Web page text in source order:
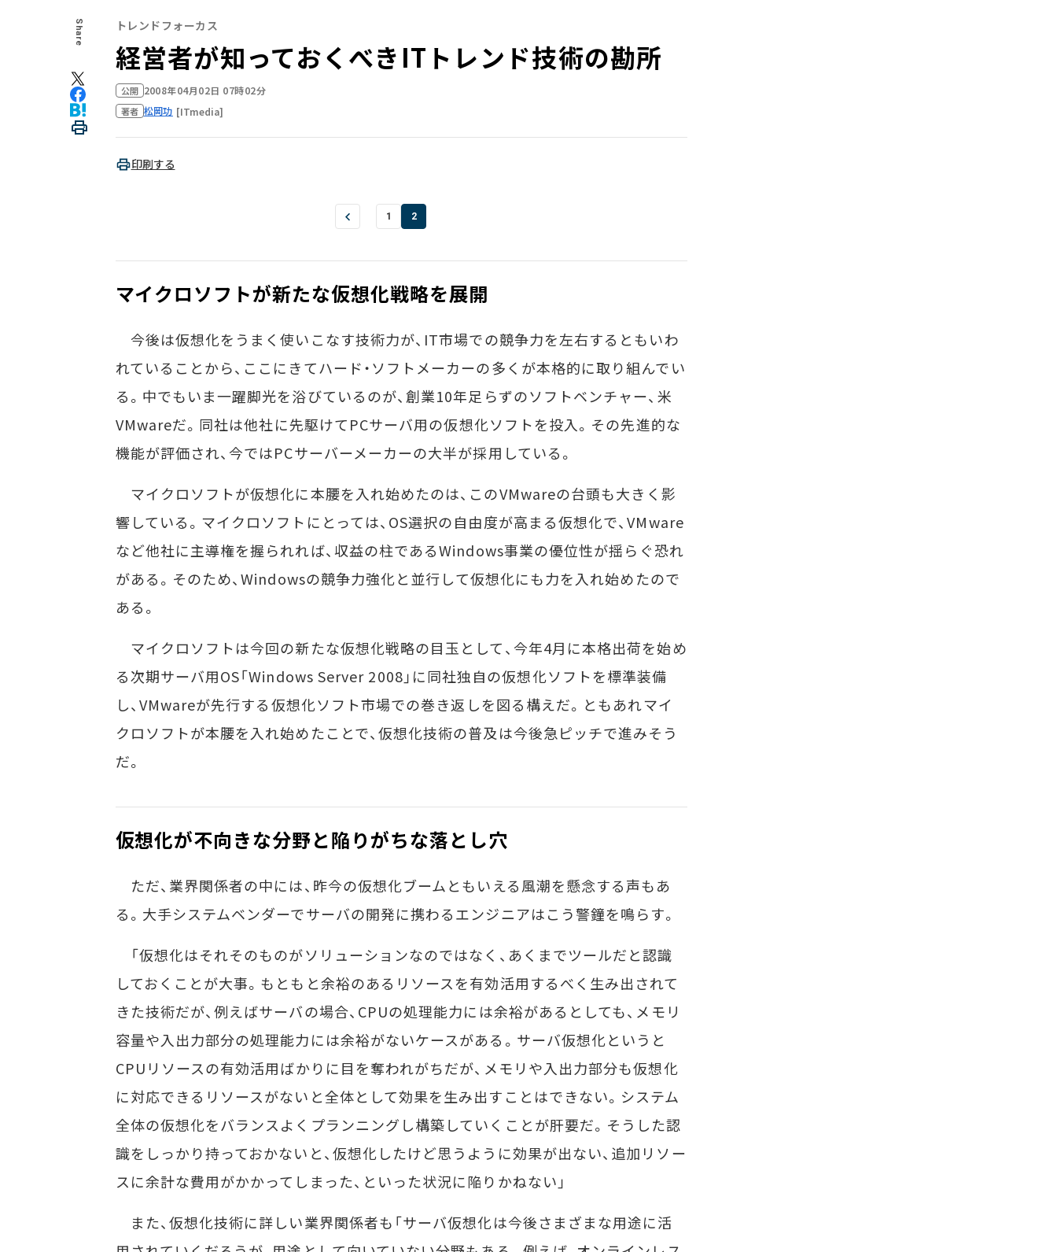
Share トレンドフォーカス
経営者が知っておくべきITトレンド技術の勘所
公開 2008年04月02日 07時02分
著者 松岡功 [ITmedia]
印刷する
1 2
マイクロソフトが新たな仮想化戦略を展開
今後は仮想化をうまく使いこなす技術力が、IT市場での競争力を左右するともいわ
れていることから、ここにきてハード・ソフトメーカーの多くが本格的に取り組んでい
る。中でもいま一躍脚光を浴びているのが、創業10年足らずのソフトベンチャー、米
VMwareだ。同社は他社に先駆けてPCサーバ用の仮想化ソフトを投入。その先進的な
機能が評価され、今ではPCサーバーメーカーの大半が採用している。
マイクロソフトが仮想化に本腰を入れ始めたのは、このVMwareの台頭も大きく影
響している。マイクロソフトにとっては、OS選択の自由度が高まる仮想化で、VMware
など他社に主導権を握られれば、収益の柱であるWindows事業の優位性が揺らぐ恐れ
がある。そのため、Windowsの競争力強化と並行して仮想化にも力を入れ始めたので
ある。
マイクロソフトは今回の新たな仮想化戦略の目玉として、今年4月に本格出荷を始め
る次期サーバ用OS「Windows Server 2008」に同社独自の仮想化ソフトを標準装備
し、VMwareが先行する仮想化ソフト市場での巻き返しを図る構えだ。ともあれマイ
クロソフトが本腰を入れ始めたことで、仮想化技術の普及は今後急ピッチで進みそう
だ。
仮想化が不向きな分野と陥りがちな落とし穴
ただ、業界関係者の中には、昨今の仮想化ブームともいえる風潮を懸念する声もあ
る。大手システムベンダーでサーバの開発に携わるエンジニアはこう警鐘を鳴らす。
「仮想化はそれそのものがソリューションなのではなく、あくまでツールだと認識
しておくことが大事。もともと余裕のあるリソースを有効活用するべく生み出されて
きた技術だが、例えばサーバの場合、CPUの処理能力には余裕があるとしても、メモリ
容量や入出力部分の処理能力には余裕がないケースがある。サーバ仮想化というと
CPUリソースの有効活用ばかりに目を奪われがちだが、メモリや入出力部分も仮想化
に対応できるリソースがないと全体として効果を生み出すことはできない。システム
全体の仮想化をバランスよくプランニングし構築していくことが肝要だ。そうした認
識をしっかり持っておかないと、仮想化したけど思うように効果が出ない、追加リソー
スに余計な費用がかかってしまった、といった状況に陥りかねない」
また、仮想化技術に詳しい業界関係者も「サーバ仮想化は今後さまざまな用途に活